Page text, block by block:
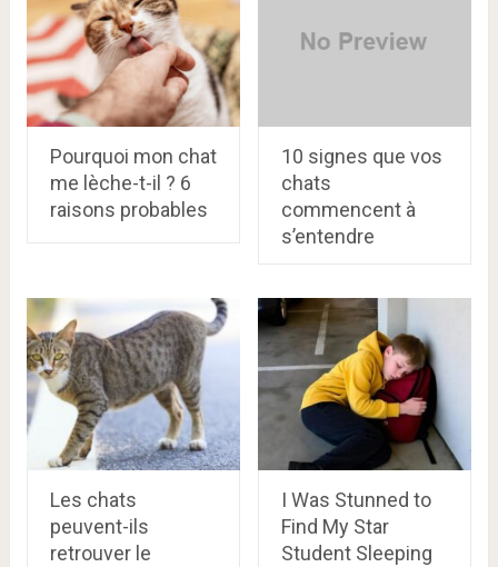
Pourquoi mon chat
me lèche-t-il ? 6
raisons probables
10 signes que vos
chats
commencent à
s’entendre
Les chats
peuvent-ils
retrouver le
I Was Stunned to
Find My Star
Student Sleeping